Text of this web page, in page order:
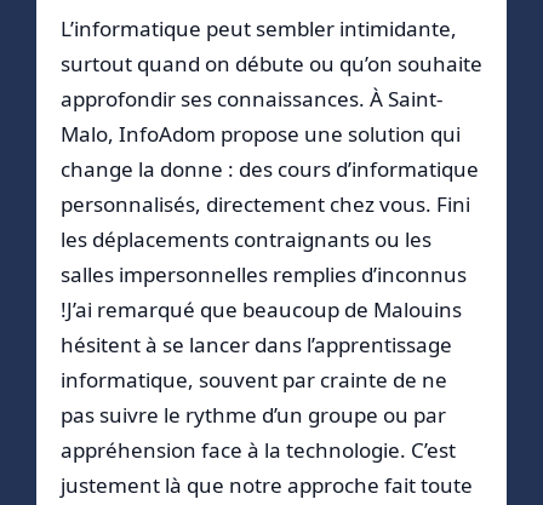
L’informatique peut sembler intimidante,
surtout quand on débute ou qu’on souhaite
approfondir ses connaissances. À Saint-
Malo, InfoAdom propose une solution qui
change la donne : des cours d’informatique
personnalisés, directement chez vous. Fini
les déplacements contraignants ou les
salles impersonnelles remplies d’inconnus
!J’ai remarqué que beaucoup de Malouins
hésitent à se lancer dans l’apprentissage
informatique, souvent par crainte de ne
pas suivre le rythme d’un groupe ou par
appréhension face à la technologie. C’est
justement là que notre approche fait toute